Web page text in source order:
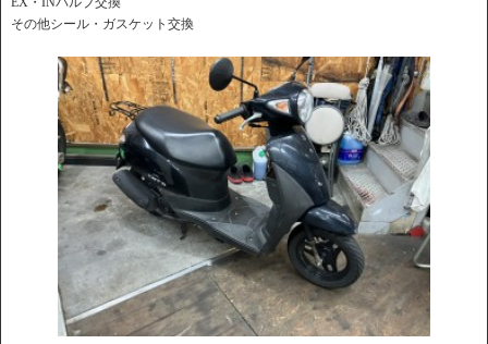
その他シール・ガスケット交換